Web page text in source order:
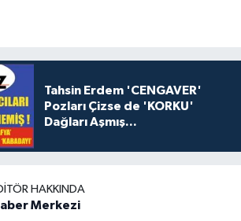
Tahsin Erdem 'CENGAVER'
Pozları Çizse de 'KORKU'
Dağları Aşmış...
HAKKINDA
Merkezi